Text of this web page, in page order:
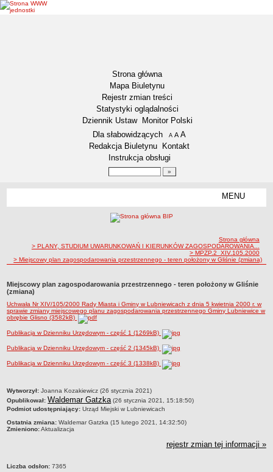
Strona główna
Mapa Biuletynu
Rejestr zmian treści
Statystyki oglądalności
Dziennik Ustaw
Monitor Polski
Menu dodatkowe
Dla słabowidzących A pomniejsz czcionkę
A standardowy rozmiar czcionki
A
Redakcja Biuletynu
Kontakt
Instrukcja obsługi
MENU
Sołectwa
Współpraca zagraniczna
Strategia rozwoju Gminy
AKTUALNOŚCI I OBWIESZCZENIA
Aktualności
Obwieszczenia, ogłoszenia i komunikaty
Drogi
Energia elektryczna
Meteorologiczne
Rozkłady jazdy autobusów
KONKURSY
ścieżka nawigacji
Strona główna
> PLANY, STUDIUM UWARUNKOWAŃ I KIERUNKÓW ZAGOSPODAROWANIA...
> MPZP.2_XIV.105.2000
> Miejscowy plan zagospodarowania przestrzennego - teren położony w Gliśnie (zmiana)
Miejscowy plan zagospodarowania przestrzennego - teren położony w Gliśnie
(zmiana)
Uchwała Nr XIV/105/2000 Rady Miasta i Gminy w Lubniewicach z dnia 5 kwietnia 2000 r. w
sprawie zmiany miejscowego planu zagospodarowania przestrzennego Gminy Lubniewice w
obrębie Glisno (3582kB)
Publikacja w Dzienniku Urzędowym - część 1 (1269kB)
Publikacja w Dzienniku Urzędowym - część 2 (1345kB)
Publikacja w Dzienniku Urzędowym - część 3 (1338kB)
metryczka
Wytworzył: Joanna Kozakiewicz (26 stycznia 2021)
Opublikował: Waldemar Gatzka(26 stycznia 2021, 15:18:50)
Podmiot udostępniający: Urząd Miejski w Lubniewicach
Ostatnia zmiana: Waldemar Gatzka (15 lutego 2021, 14:32:50)
Zmieniono:Aktualizacja
rejestr zmian tej informacji »
Liczba odsłon: 7365